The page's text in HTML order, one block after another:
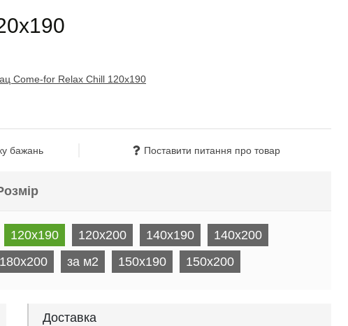
бажань Поставити питання про товар
120x190 120x200 140x190
140x200
180x200 за м2 150x190 150x200
Доставка